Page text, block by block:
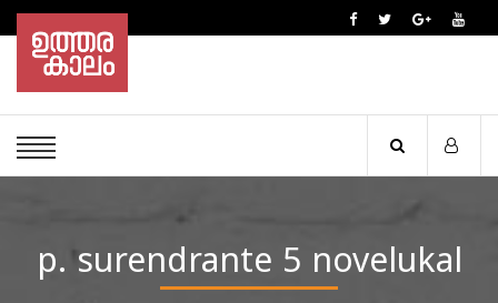
p. surendrante 5 novelukal